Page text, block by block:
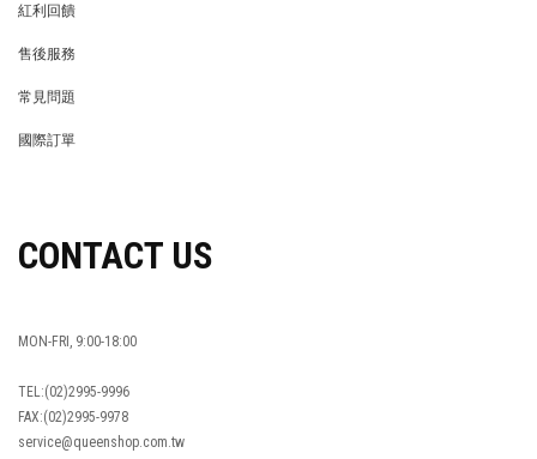
紅利回饋
售後服務
常見問題
國際訂單
CONTACT US
MON-FRI, 9:00-18:00
TEL:(02)2995-9996
FAX:(02)2995-9978
service@queenshop.com.tw